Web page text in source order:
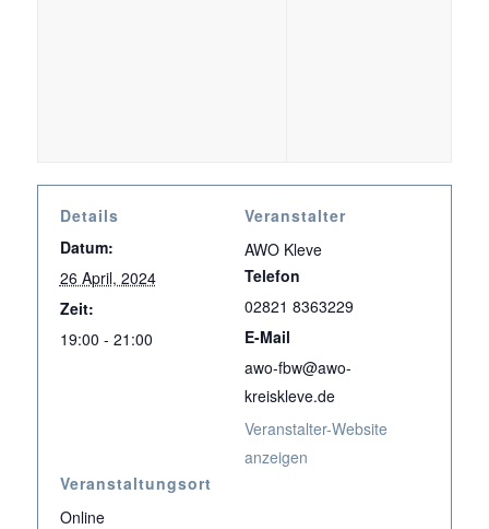
Details
Datum:
26 April, 2024
Zeit:
19:00 - 21:00
Veranstaltungsort
Online
Veranstalter
AWO Kleve
Telefon
02821 8363229
E-Mail
awo-fbw@awo-
kreiskleve.de
Veranstalter-Website
anzeigen